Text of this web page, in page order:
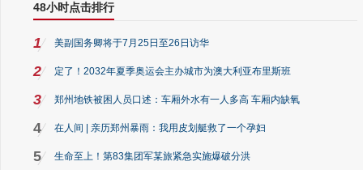
48小时点击排行
1 美副国务卿将于7月25日至26日访华
2 定了！2032年夏季奥运会主办城市为澳大利亚布里斯班
3 郑州地铁被困人员口述：车厢外水有一人多高 车厢内缺氧
4 在人间 | 亲历郑州暴雨：我用皮划艇救了一个孕妇
5 生命至上！第83集团军某旅紧急实施爆破分洪